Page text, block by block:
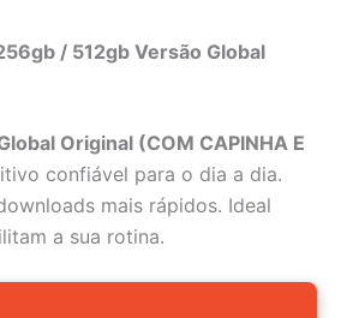
/ 512gb Versão Global
Original (COM CAPINHA E
confiável para o dia a dia.
mais rápidos. Ideal
a sua rotina.